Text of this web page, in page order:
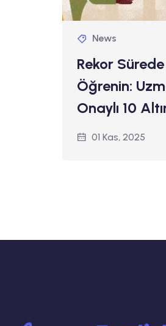
News
Rekor
Öğrenin:
Onaylı 10
01 Kas, 2025